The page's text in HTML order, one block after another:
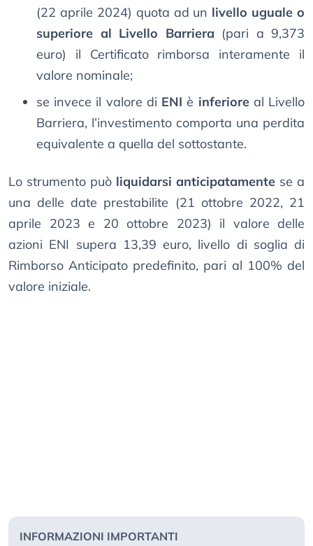
(22 aprile 2024) quota ad un livello uguale o
superiore al Livello Barriera (pari a 9,373
euro) il Certificato rimborsa interamente il
valore nominale;
se invece il valore di ENI è inferiore al Livello
Barriera, l’investimento comporta una perdita
equivalente a quella del sottostante.
Lo strumento può liquidarsi anticipatamente se a
una delle date prestabilite (21 ottobre 2022, 21
aprile 2023 e 20 ottobre 2023) il valore delle
azioni ENI supera 13,39 euro, livello di soglia di
Rimborso Anticipato predefinito, pari al 100% del
valore iniziale.
INFORMAZIONI IMPORTANTI